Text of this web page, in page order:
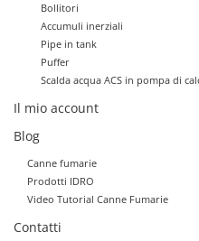
Bollitori
Accumuli inerziali
Pipe in tank
Puffer
Scalda acqua ACS in pompa di
Il mio account
Blog
Canne fumarie
Prodotti IDRO
Video Tutorial Canne Fumarie
Contatti